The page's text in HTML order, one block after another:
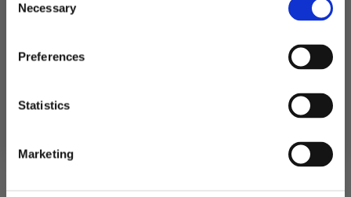
Selection
Necessary
Preferences
Statistics
Marketing